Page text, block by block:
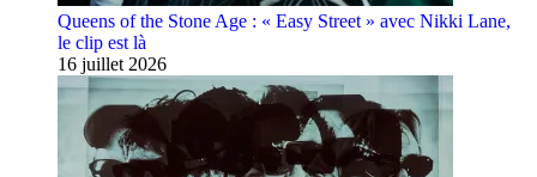
Queens of the Stone Age : « Easy Street » avec Nikki Lane,
le clip est là
16 juillet 2026